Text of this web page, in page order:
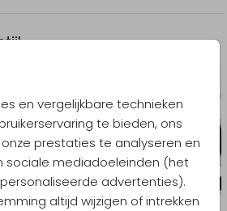
en vergelijkbare technieken
te bieden, ons
prestaties te analyseren en
sociale mediadoeleinden (het
advertenties).
altijd wijzigen of intrekken